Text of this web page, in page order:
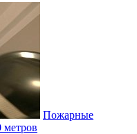
Пожарные
метров